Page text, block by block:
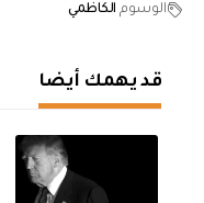
الوسوم الكاظمي
قد يهمك أيضا